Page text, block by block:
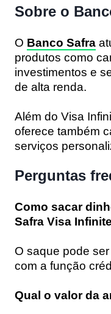
Sobre o
O Banco Safra
produtos como
investimentos e
de alta renda.
Além do Visa
oferece também
serviços
Perguntas
Como sacar
Safra Visa
O saque pode
com a função
Qual o valor da